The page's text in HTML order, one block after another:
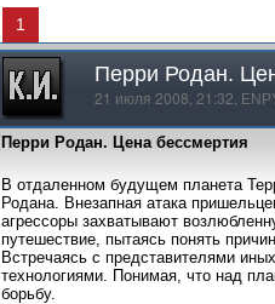
1
Перри Родан.
21 июля 2008, 21:32,
Перри Родан. Цена бессмертия
В отдаленном будущем планета
Родана. Внезапная атака
агрессоры захватывают
путешествие, пытаясь понять
Встречаясь с представителями
технологиями. Понимая, что над
борьбу.